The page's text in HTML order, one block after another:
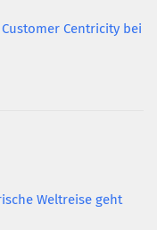
Centricity bei
Weltreise geht